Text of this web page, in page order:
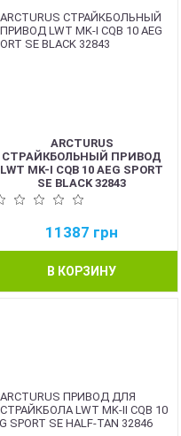
ARCTURUS
СТРАЙКБОЛЬНЫЙ ПРИВОД
LWT MK-I CQB 10 AEG SPORT
SE BLACK 32843
11387 грн
В КОРЗИНУ